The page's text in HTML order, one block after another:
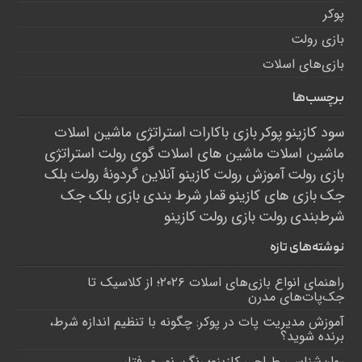
پوکر
بازی رولت
بازی‌های اسلات
برچسب‌ها
سود کازینوپوکر بازی باکارات استراتژی ماشین اسلات
ماشین اسلات ماشین های اسلاتگوی رولت استراتژی
بازی رولتآموزش رولتکازینو آنلاینگردونۀ رولتبلک
جکبازی های کازینوقمار شرط بندیبازی بلک جک
شرط‌بندیرولتبازی رولتکازینو
نوشته‌های تازه
راهنمای انواع بازی‌های اسلات ۲۰۲۶؛ از کلاسیک تا
جک‌پات‌های مدرن
آموزش مدیریت پات در پوکر: چگونه با تنظیم اندازه شرط،
برنده شوید؟